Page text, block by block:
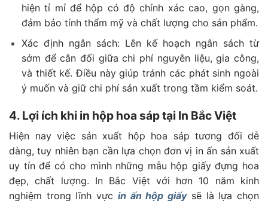
hiện tỉ mỉ để hộp có độ chính xác cao, gọn gàng,
đảm bảo tính thẩm mỹ và chất lượng cho sản phẩm.
Xác định ngân sách: Lên kế hoạch ngân sách từ
sớm để cân đối giữa chi phí nguyên liệu, gia công,
và thiết kế. Điều này giúp tránh các phát sinh ngoài
ý muốn và giữ chi phí sản xuất trong tầm kiểm soát.
4. Lợi ích khi in hộp hoa sáp tại In Bắc Việt
Hiện nay việc sản xuất hộp hoa sáp tương đối dễ
dàng, tuy nhiên bạn cần lựa chọn đơn vị in ấn sản xuất
uy tín để có cho mình những mẫu hộp giấy đựng hoa
đẹp, chất lượng. In Bắc Việt với hơn 10 năm kinh
nghiệm trong lĩnh vực in ấn hộp giấysẽ là lựa chọn